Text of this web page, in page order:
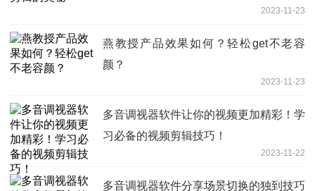
2023-11-23
燕教授产品效果如何？轻松get不老容
颜？
2023-11-23
多音调视器软件让你的视频更加精彩！学
习必备的视频剪辑技巧！
2023-11-22
多音调视器软件分享场景切换的独到技巧